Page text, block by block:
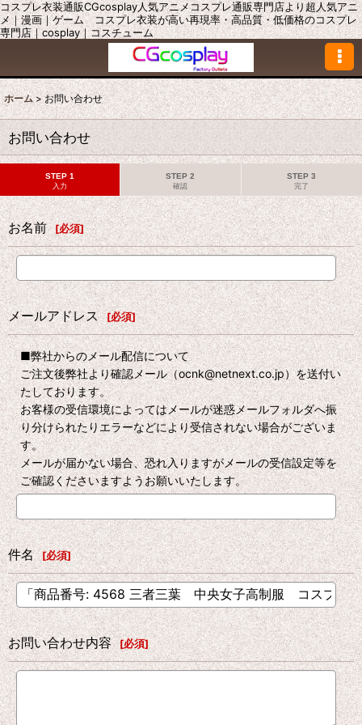
コスプレ衣装通販CGcosplay人気アニメコスプレ通販専門店より超人気アニ
メ｜漫画｜ゲーム コスプレ衣装が高い再現率・高品質・低価格のコスプレ
専門店｜cosplay｜コスチューム
ホーム > お問い合わせ
お問い合わせ
STEP 1
入力
STEP 2
確認
STEP 3
完了
お名前 [必須]
メールアドレス [必須]
■弊社からのメール配信について
ご注文後弊社より確認メール（ocnk@netnext.co.jp）を送付い
たしております。
お客様の受信環境によってはメールが迷惑メールフォルダへ振
り分けられたりエラーなどにより受信されない場合がございま
す。
メールが届かない場合、恐れ入りますがメールの受信設定等を
ご確認くださいますようお願いいたします。
件名 [必須]
お問い合わせ内容 [必須]